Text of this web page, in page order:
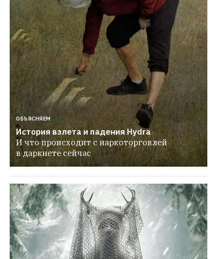
ОБЪЯСНЯЕМ
История взлета и падения Hydra
И что происходит с наркоторговлей
в даркнете сейчас